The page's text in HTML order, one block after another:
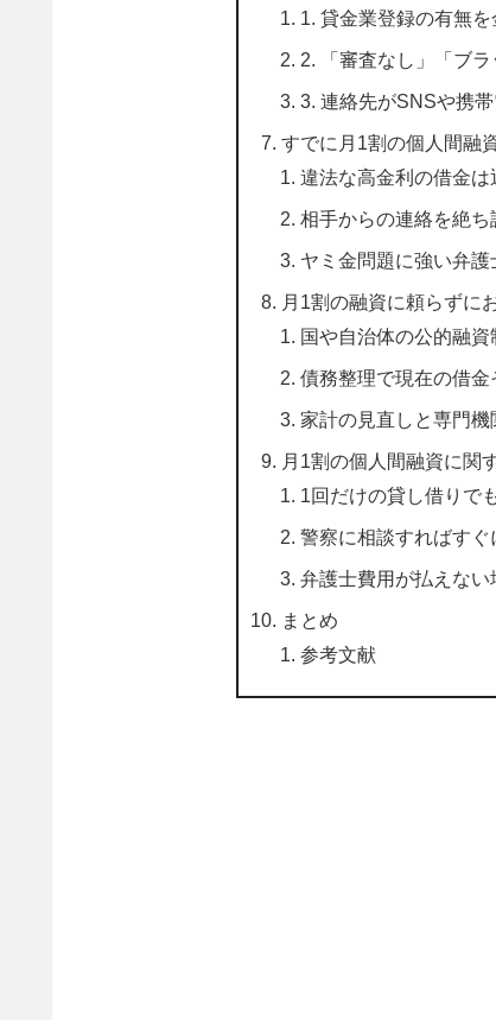
1. 貸金業登録の有無
2. 「審査なし」「ブ
3. 連絡先がSNSや携
すでに月1割の個人間融
違法な高金利の借金
相手からの連絡を絶
ヤミ金問題に強い弁
月1割の融資に頼らずに
国や自治体の公的融
債務整理で現在の借
家計の見直しと専門機
月1割の個人間融資に関
1回だけの貸し借りで
警察に相談すればすぐ
弁護士費用が払えない
まとめ
参考文献